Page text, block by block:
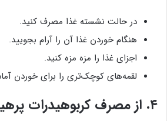
در حالت نشسته غذا مصرف کنید.
هنگام خوردن غذا آن را آرام بجویید.
اجزای غذا را مزه مزه کنید.
لقمه‌های کوچک‌تری را برای خوردن
۴. از مصرف کربوهیدرات پرهیز کنید